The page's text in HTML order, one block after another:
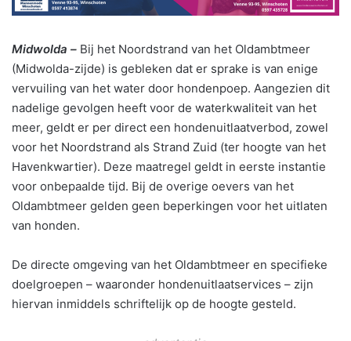
Midwolda – Bij het Noordstrand van het Oldambtmeer
(Midwolda-zijde) is gebleken dat er sprake is van enige
vervuiling van het water door hondenpoep. Aangezien dit
nadelige gevolgen heeft voor de waterkwaliteit van het
meer, geldt er per direct een hondenuitlaatverbod, zowel
voor het Noordstrand als Strand Zuid (ter hoogte van het
Havenkwartier). Deze maatregel geldt in eerste instantie
voor onbepaalde tijd. Bij de overige oevers van het
Oldambtmeer gelden geen beperkingen voor het uitlaten
van honden.
De directe omgeving van het Oldambtmeer en specifieke
doelgroepen – waaronder hondenuitlaatservices – zijn
hiervan inmiddels schriftelijk op de hoogte gesteld.